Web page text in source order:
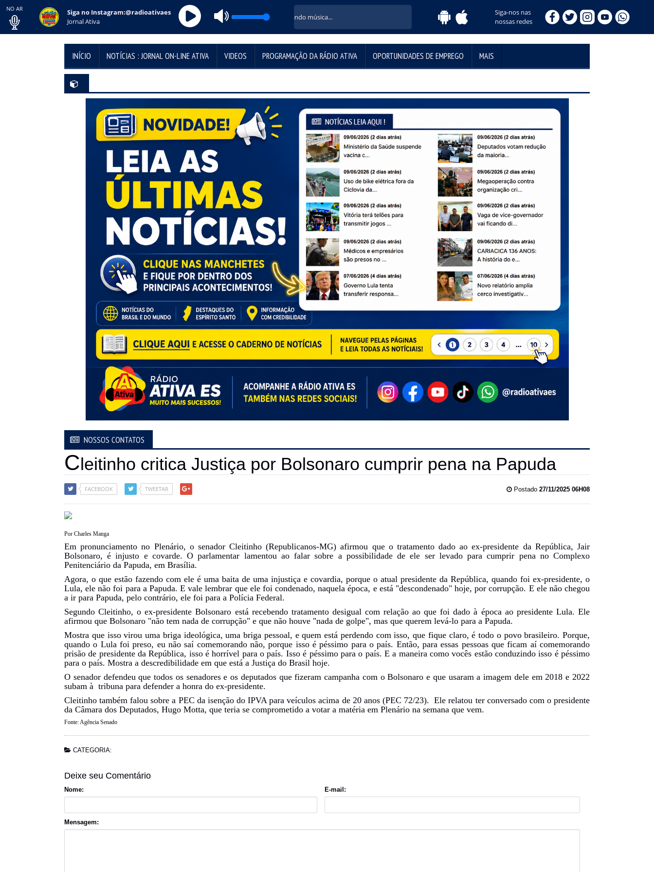
NO AR
Siga no Instagram:@radioativaes
Jornal Ativa
Carregando música...
Siga-nos nas
nossas redes
INÍCIO NOTÍCIAS : JORNAL ON-LINE ATIVA VIDEOS PROGRAMAÇÃO DA RÁDIO ATIVA OPORTUNIDADES DE EMPREGO MAIS
NOSSOS CONTATOS
Cleitinho critica Justiça por Bolsonaro cumprir pena na Papuda
FACEBOOK TWEETAR Postado 27/11/2025 06H08
Por Charles Manga
Em pronunciamento no Plenário, o senador Cleitinho (Republicanos-MG) afirmou que o tratamento dado ao ex-presidente da República, Jair
Bolsonaro, é injusto e covarde. O parlamentar lamentou ao falar sobre a possibilidade de ele ser levado para cumprir pena no Complexo
Penitenciário da Papuda, em Brasília.
Agora, o que estão fazendo com ele é uma baita de uma injustiça e covardia, porque o atual presidente da República, quando foi ex-presidente, o
Lula, ele não foi para a Papuda. E vale lembrar que ele foi condenado, naquela época, e está "descondenado" hoje, por corrupção. E ele não chegou
a ir para Papuda, pelo contrário, ele foi para a Polícia Federal.
Segundo Cleitinho, o ex-presidente Bolsonaro está recebendo tratamento desigual com relação ao que foi dado à época ao presidente Lula. Ele
afirmou que Bolsonaro "não tem nada de corrupção" e que não houve "nada de golpe", mas que querem levá-lo para a Papuda.
Mostra que isso virou uma briga ideológica, uma briga pessoal, e quem está perdendo com isso, que fique claro, é todo o povo brasileiro. Porque,
quando o Lula foi preso, eu não saí comemorando não, porque isso é péssimo para o país. Então, para essas pessoas que ficam aí comemorando
prisão de presidente da República, isso é horrível para o país. Isso é péssimo para o país. E a maneira como vocês estão conduzindo isso é péssimo
para o país. Mostra a descredibilidade em que está a Justiça do Brasil hoje.
O senador defendeu que todos os senadores e os deputados que fizeram campanha com o Bolsonaro e que usaram a imagem dele em 2018 e 2022
subam à tribuna para defender a honra do ex-presidente.
Cleitinho também falou sobre a PEC da isenção do IPVA para veículos acima de 20 anos (PEC 72/23). Ele relatou ter conversado com o presidente
da Câmara dos Deputados, Hugo Motta, que teria se comprometido a votar a matéria em Plenário na semana que vem.
Fonte: Agência Senado
CATEGORIA:
Deixe seu Comentário
Nome: E-mail:
Mensagem: